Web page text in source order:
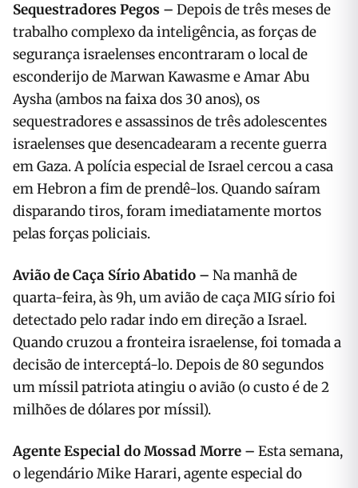
Sequestradores Pegos – Depois de três meses de
trabalho complexo da inteligência, as forças de
segurança israelenses encontraram o local de
esconderijo de Marwan Kawasme e Amar Abu
Aysha (ambos na faixa dos 30 anos), os
sequestradores e assassinos de três adolescentes
israelenses que desencadearam a recente guerra
em Gaza. A polícia especial de Israel cercou a casa
em Hebron a fim de prendê-los. Quando saíram
disparando tiros, foram imediatamente mortos
pelas forças policiais.
Avião de Caça Sírio Abatido – Na manhã de
quarta-feira, às 9h, um avião de caça MIG sírio foi
detectado pelo radar indo em direção a Israel.
Quando cruzou a fronteira israelense, foi tomada a
decisão de interceptá-lo. Depois de 80 segundos
um míssil patriota atingiu o avião (o custo é de 2
milhões de dólares por míssil).
Agente Especial do Mossad Morre – Esta semana,
o legendário Mike Harari, agente especial do